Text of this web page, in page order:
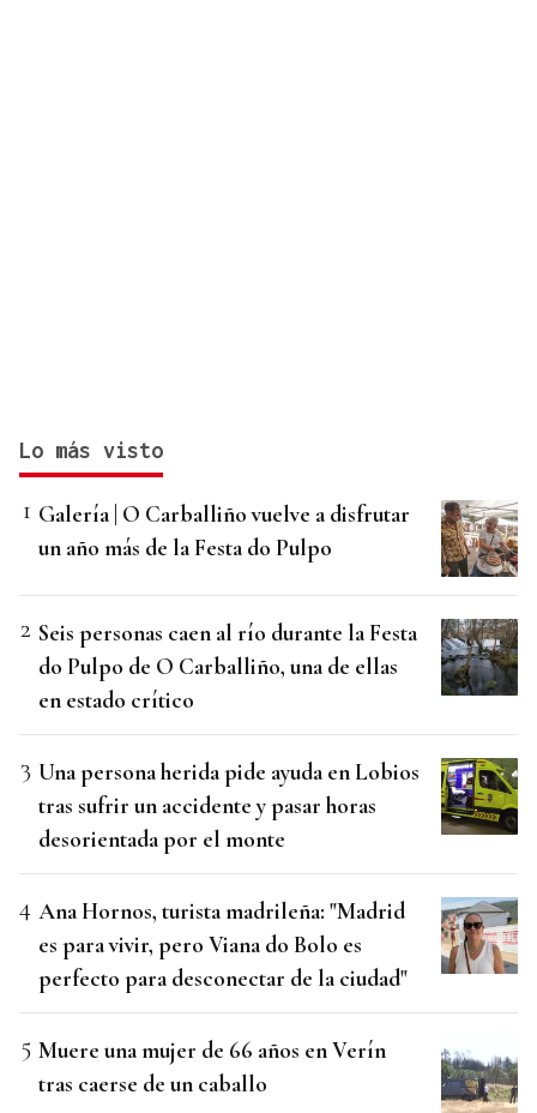
Lo más visto
Galería | O Carballiño vuelve a disfrutar
un año más de la Festa do Pulpo
Seis personas caen al río durante la Festa
do Pulpo de O Carballiño, una de ellas
en estado crítico
Una persona herida pide ayuda en Lobios
tras sufrir un accidente y pasar horas
desorientada por el monte
Ana Hornos, turista madrileña: "Madrid
es para vivir, pero Viana do Bolo es
perfecto para desconectar de la ciudad"
Muere una mujer de 66 años en Verín
tras caerse de un caballo